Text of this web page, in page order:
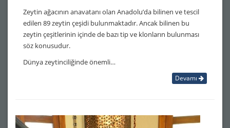
Zeytin ağacının anavatanı olan Anadolu’da bilinen ve tescil
edilen 89 zeytin çeşidi bulunmaktadır. Ancak bilinen bu
zeytin çeşitlerinin içinde de bazı tip ve klonların bulunması
söz konusudur.
Dünya zeytinciliğinde önemli…
Devamı